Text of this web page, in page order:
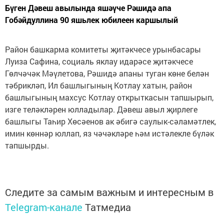
Бүген Дәвеш авылында яшәүче Рәшидә апа
Гобәйдуллина 90 яшьлек юбилеен каршылый
Район башкарма комитеты җитәкчесе урынбасары
Луиза Сафина, социаль яклау идарәсе җитәкчесе
Гөлчәчәк Мәүлетова, Рәшидә апаны туган көне белән
тәбрикләп, Ил башлыгының Котлау хатын, район
башлыгының махсус Котлау открыткасын тапшырып,
изге теләкләрен юлладылар. Дәвеш авыл җирлеге
башлыгы Таһир Хөсәенов ак әбигә саулык-сәламәтлек,
имин көннәр юллап, яз чәчәкләре һәм истәлекле бүләк
тапшырды.
Следите за самым важным и интересным в
Telegram-канале Татмедиа